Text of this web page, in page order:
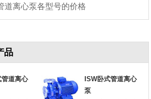
道离心泵各型号的价格
品
管道离心
ISW卧式管道离心
泵